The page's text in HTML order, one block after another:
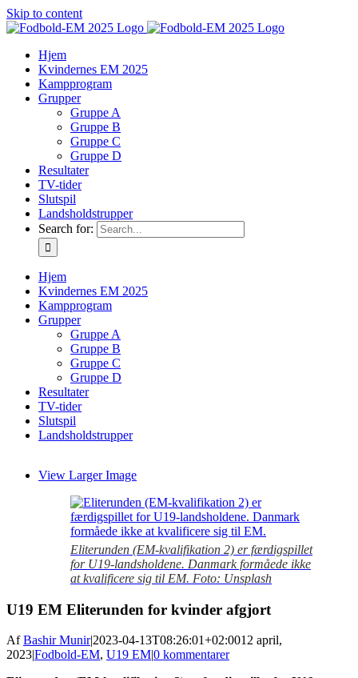
Skip to content
Hjem
Kvindernes EM 2025
Kampprogram
Grupper
Gruppe A
Gruppe B
Gruppe C
Gruppe D
Resultater
TV-tider
Slutspil
Landsholdstrupper
Search for:
Hjem
Kvindernes EM 2025
Kampprogram
Grupper
Gruppe A
Gruppe B
Gruppe C
Gruppe D
Resultater
TV-tider
Slutspil
Landsholdstrupper
View Larger Image
Eliterunden (EM-kvalifikation 2) er færdigspillet
for U19-landsholdene. Danmark formåede ikke
at kvalificere sig til EM. Foto: Unsplash
U19 EM Eliterunden for kvinder afgjort
AfBashir Munir|2023-04-13T08:26:01+02:0012 april,
2023|Fodbold-EM, U19 EM|0 kommentarer